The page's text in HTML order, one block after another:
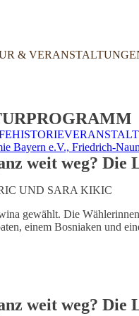
&
HISTORIE
e.V., Friedrich-
weit weg? Die
UND SARA KIKIC
gewählt. Die
einem Bosniaken und
weit weg? Die